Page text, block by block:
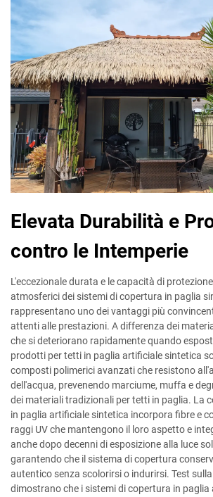
Elevata Durabilità e
contro le Intemperie
L'eccezionale durata e le capacità di
atmosferici dei sistemi di copertura in paglia
rappresentano uno dei vantaggi più
attenti alle prestazioni. A differenza dei
che si deteriorano rapidamente quando
prodotti per tetti in paglia artificiale sintetica
composti polimerici avanzati che resistono
dell'acqua, prevenendo marciume, muffa e
dei materiali tradizionali per tetti in paglia. La
in paglia artificiale sintetica incorpora fibre e
raggi UV che mantengono il loro aspetto e
anche dopo decenni di esposizione alla luce
garantendo che il sistema di copertura
autentico senza scolorirsi o indurirsi. Test
dimostrano che i sistemi di copertura in